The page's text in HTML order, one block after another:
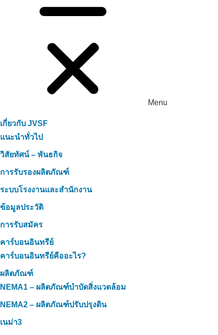
Menu
เกี่ยวกับ JVSF
แนะนำทั่วไป
วิสัยทัศน์ – พันธกิจ
การรับรองผลิตภัณฑ์
ระบบโรงงานและสำนักงาน
ข้อมูลประวัติ
การรับสมัคร
คาร์บอนอินทรีย์
คาร์บอนอินทรีย์คืออะไร?
ผลิตภัณฑ์
NEMA1 – ผลิตภัณฑ์บำบัดสิ่งแวดล้อม
NEMA2 – ผลิตภัณฑ์ปรับปรุงดิน
เนม่า3